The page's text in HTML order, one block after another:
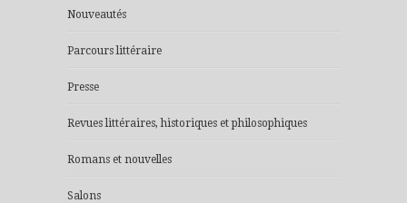
Nouveautés
Parcours littéraire
Presse
Revues littéraires, historiques et philosophiques
Romans et nouvelles
Salons